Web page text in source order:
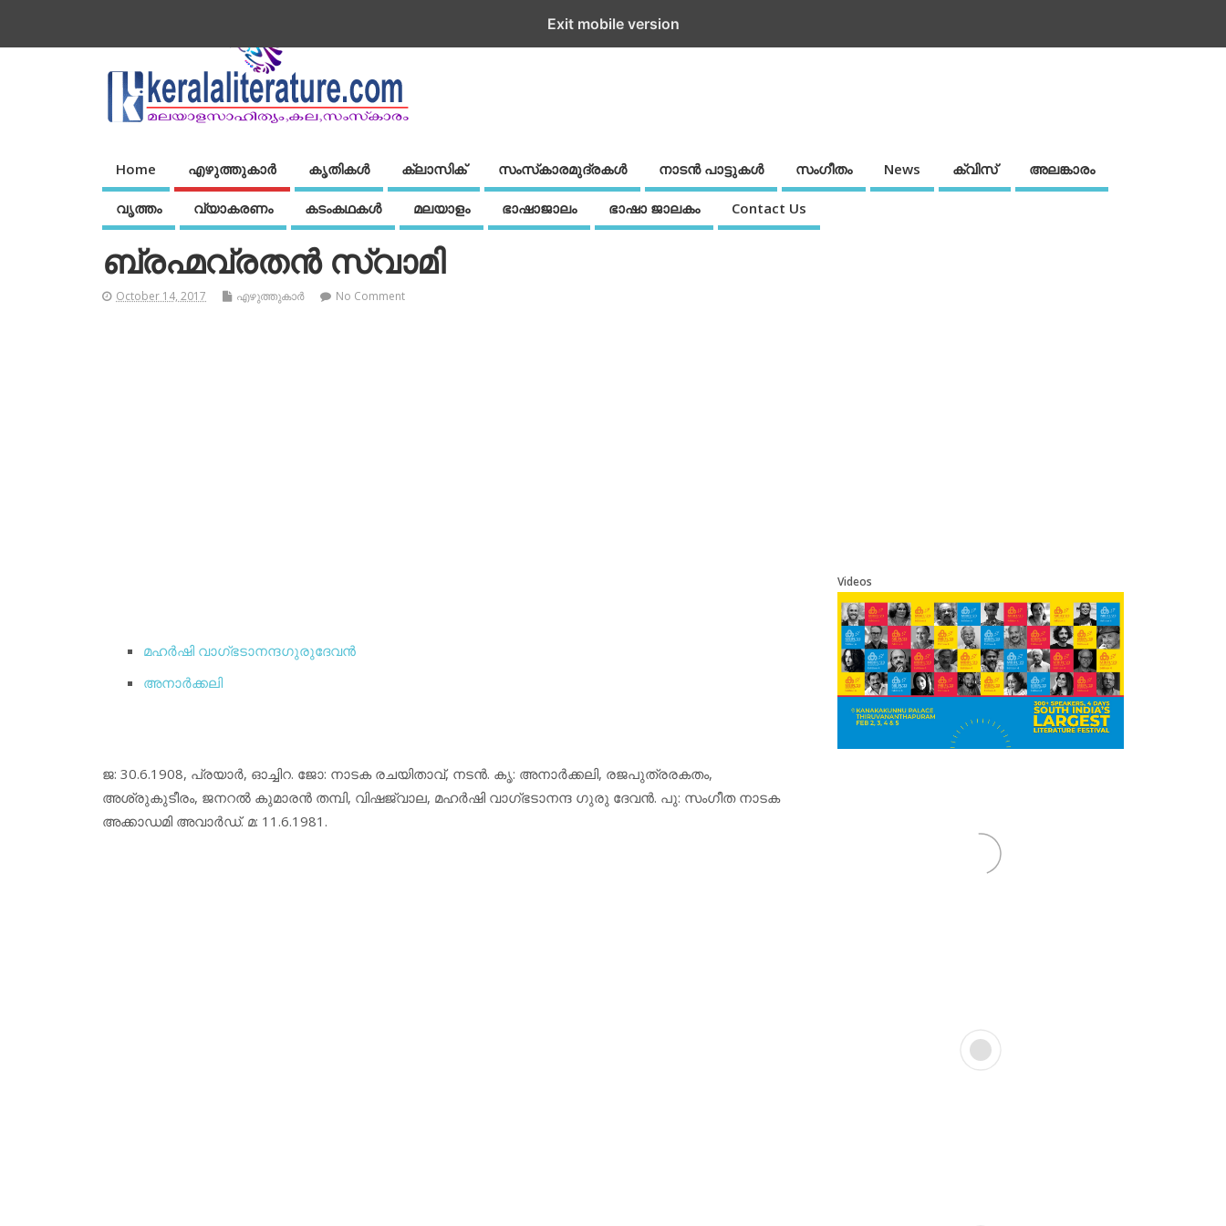
Home എഴുത്തുകാര്‍ കൃതികൾ ക്ലാസിക് സംസ്‌കാരമുദ്രകള്‍ നാടന്‍ പാട്ടുകള്‍ സംഗീതം News ക്വിസ് അലങ്കാരം
വൃത്തം വ്യാകരണം കടംകഥകള്‍ മലയാളം ഭാഷാജാലം ഭാഷാ ജാലകം Contact Us
ബ്രഹ്മവ്രതന്‍ സ്വാമി
October 14, 2017 എഴുത്തുകാര്‍ No Comment
മഹര്‍ഷി വാഗ്ഭടാനന്ദഗുരുദേവന്‍
അനാര്‍ക്കലി
ജ: 30.6.1908, പ്രയാര്‍, ഓച്ചിറ. ജോ: നാടക രചയിതാവ്, നടന്‍. കൃ: അനാര്‍ക്കലി, രജപുത്രരകതം,
അശ്രുകുടീരം, ജനറല്‍ കുമാരന്‍ തമ്പി, വിഷജ്വാല, മഹര്‍ഷി വാഗ്ഭടാനന്ദ ഗുരു ദേവന്‍. പു: സംഗീത നാടക
അക്കാഡമി അവാര്‍ഡ്. മ: 11.6.1981.
Videos
Exit mobile version